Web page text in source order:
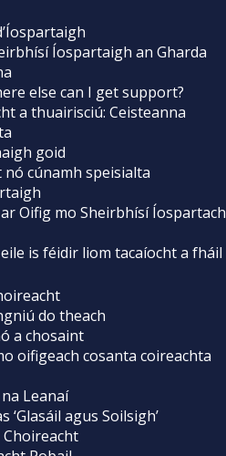
Íospartaigh an Gharda
else can I get support?
a thuairisciú: Ceisteanna
goid
nó cúnamh speisialta
Oifig mo Sheirbhísí Íospartach
is féidir liom tacaíocht a fháil
do theach
a chosaint
oifigeach cosanta coireachta
Leanaí
‘Glasáil agus Soilsigh’
Choireacht